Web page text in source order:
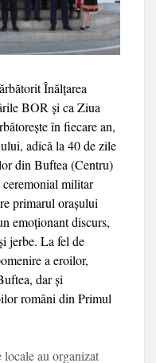
Înălțarea
BOR și ca Ziua
în fiecare an,
adică la 40 de zile
din Buftea (Centru)
militar
primarul orașului
emoționant discurs,
jerbe. La fel de
a eroilor,
dar și
români din Primul
au organizat